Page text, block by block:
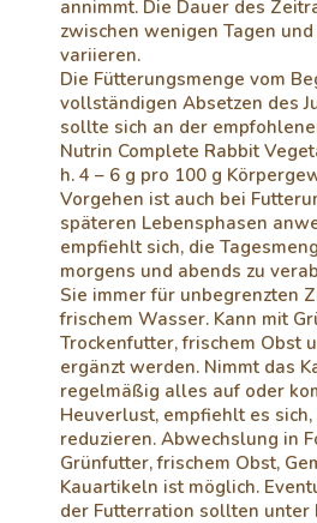
annimmt. Die Dauer des
zwischen wenigen Tagen
variieren.
Die Fütterungsmenge vom
vollständigen Absetzen des
sollte sich an der
Nutrin Complete Rabbit
h. 4 – 6 g pro 100 g
Vorgehen ist auch bei
späteren Lebensphasen
empfiehlt sich, die
morgens und abends zu
Sie immer für unbegrenzten
frischem Wasser. Kann mit
Trockenfutter, frischem Obst
ergänzt werden. Nimmt das
regelmäßig alles auf oder
Heuverlust, empfiehlt es
reduzieren. Abwechslung in
Grünfutter, frischem Obst,
Kauartikeln ist möglich.
der Futterration sollten unter